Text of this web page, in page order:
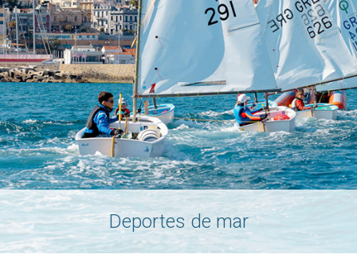
Deportes de mar